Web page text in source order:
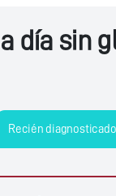
día sin
Recién